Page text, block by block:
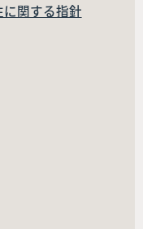
関する指針